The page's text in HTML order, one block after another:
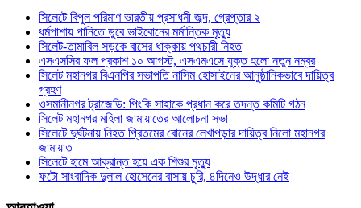
সিলেটে বিপুল পরিমাণ ভারতীয় প্রসাধনী জব্দ, গ্রেপ্তার ২
ধর্মপাশায় পানিতে ডুবে ভাইবোনের মর্মান্তিক মৃত্যু
সিলেট-তামাবিল সড়কে বাসের ধাক্কায় পথচারী নিহত
এসএসসির ফল প্রকাশ ১০ আগস্ট, এসএমএসে যুক্ত হলো নতুন নম্বর
সিলেট মহানগর বিএনপির সভাপতি নাসিম হোসাইনের আনুষ্ঠানিকভাবে দায়িত্ব
গ্রহণ
ওসমানীনগর ট্রাজেডি: পিংকি সাহাকে প্রধান করে তদন্ত কমিটি গঠন
সিলেট মহানগর মহিলা জামায়াতের আলোচনা সভা
সিলেটে দুর্ঘটনায় নিহত প্রিতমের বোনের লেখাপড়ার দায়িত্ব নিলো মহানগর
জামায়াত
সিলেটে হামে আক্রান্ত হয়ে এক শিশুর মৃত্যু
ফটো সাংবাদিক দুলাল হোসেনের বাসায় চুরি, ৪দিনেও উদ্ধার নেই